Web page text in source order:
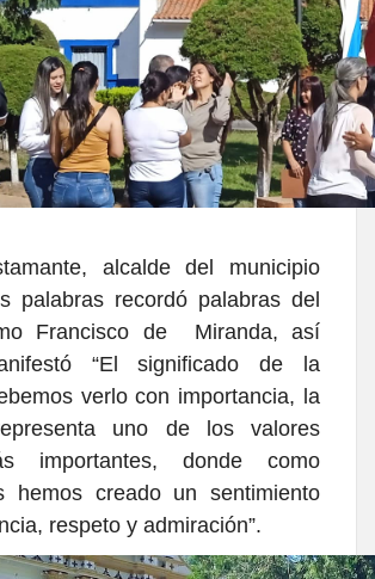
alcalde del municipio
palabras recordó palabras del
Francisco de Miranda, así
“El significado de la
verlo con importancia, la
uno de los valores
importantes, donde como
hemos creado un sentimiento
respeto y admiración”.